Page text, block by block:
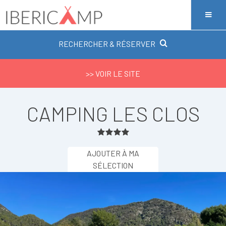
RECHERCHER & RÉSERVER
>> VOIR LE SITE
CAMPING LES CLOS
AJOUTER À MA
SÉLECTION